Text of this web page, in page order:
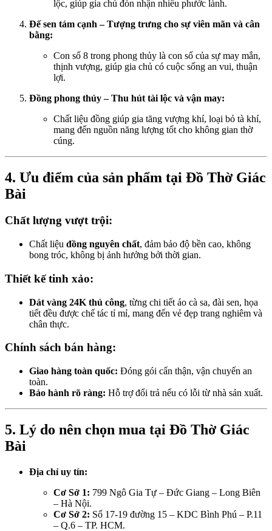
lộc, giúp gia chủ đón nhận nhiều phước lành.
Đế sen tám cạnh – Tượng trưng cho sự viên mãn và cân
bằng:
Con số 8 trong phong thủy là con số của sự may mắn,
thịnh vượng, giúp gia chủ có cuộc sống an vui, thuận
lợi.
Đồng phong thủy – Thu hút tài lộc và vận may:
Chất liệu đồng giúp gia tăng vượng khí, loại bỏ tà khí,
mang đến nguồn năng lượng tốt cho không gian thờ
cúng.
4. Ưu điểm của sản phẩm tại Đồ Thờ Giác
Bài
Chất lượng vượt trội:
Chất liệu đồng nguyên chất, đảm bảo độ bền cao, không
bong tróc, không bị ảnh hưởng bởi thời gian.
Thiết kế tinh xảo:
Dát vàng 24K thủ công, từng chi tiết áo cà sa, đài sen, họa
tiết đều được chế tác tỉ mỉ, mang đến vẻ đẹp trang nghiêm và
chân thực.
Chính sách bán hàng:
Giao hàng toàn quốc: Đóng gói cẩn thận, vận chuyển an
toàn.
Bảo hành rõ ràng: Hỗ trợ đổi trả nếu có lỗi từ nhà sản xuất.
5. Lý do nên chọn mua tại Đồ Thờ Giác
Bài
Địa chỉ uy tín:
Cơ Sở 1: 799 Ngô Gia Tự – Đức Giang – Long Biên
– Hà Nội.
Cơ Sở 2: Số 17-19 đường 15 – KDC Bình Phú – P.11
– Q.6 – TP. HCM.